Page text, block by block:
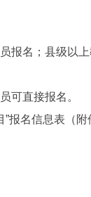
名；县级以上
直接报名。
名信息表（附